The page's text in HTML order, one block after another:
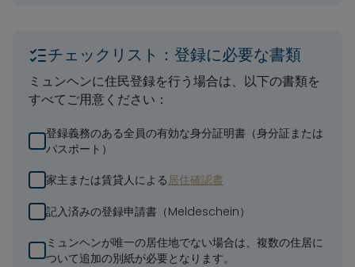
チェックリスト：登録に必要な書類
ミュンヘンに住民登録を行う場合は、以下の書類を
すべてご用意ください：
登録義務のある全員の有効な身分証明書（身分証または
パスポート）
家主または賃貸人による 居住確認書
記入済みの登録申請書（Meldeschein）
ミュンヘンが唯一の居住地でない場合は、複数の住居に
ついて追加の別紙が必要となります。